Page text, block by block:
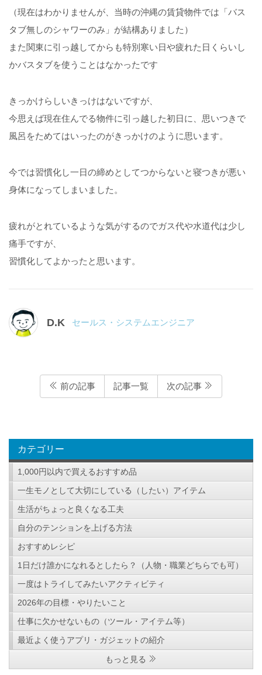
（現在はわかりませんが、当時の沖縄の賃貸物件では「バス
タブ無しのシャワーのみ」が結構ありました）
また関東に引っ越してからも特別寒い日や疲れた日くらいし
かバスタブを使うことはなかったです
きっかけらしいきっけはないですが、
今思えば現在住んでる物件に引っ越した初日に、思いつきで
風呂をためてはいったのがきっかけのように思います。
今では習慣化し一日の締めとしてつからないと寝つきが悪い
身体になってしまいました。
疲れがとれているような気がするのでガス代や水道代は少し
痛手ですが、
習慣化してよかったと思います。
D.K セールス・システムエンジニア
前の記事 記事一覧 次の記事
カテゴリー
1,000円以内で買えるおすすめ品
一生モノとして大切にしている（したい）アイテム
生活がちょっと良くなる工夫
自分のテンションを上げる方法
おすすめレシピ
1日だけ誰かになれるとしたら？（人物・職業どちらでも可）
一度はトライしてみたいアクティビティ
2026年の目標・やりたいこと
仕事に欠かせないもの（ツール・アイテム等）
最近よく使うアプリ・ガジェットの紹介
もっと見る